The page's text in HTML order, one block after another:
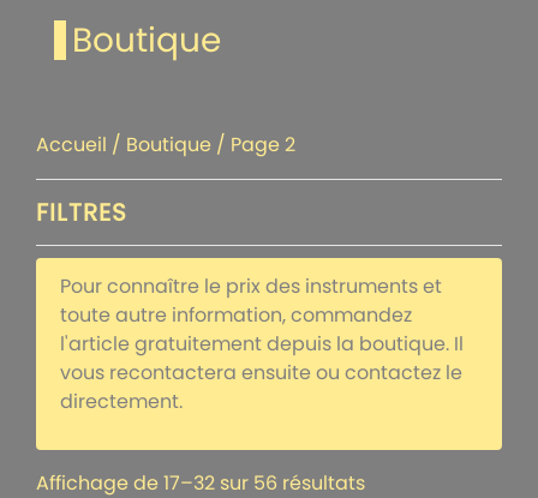
Boutique
Accueil / Boutique / Page 2
FILTRES
Pour connaître le prix des instruments et
toute autre information, commandez
l'article gratuitement depuis la boutique. Il
vous recontactera ensuite ou contactez le
directement.
Affichage de 17–32 sur 56 résultats